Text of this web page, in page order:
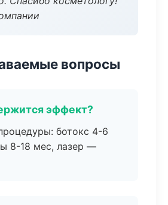
вопросы
эффект?
ботокс 4-6
8-18 мес, лазер —